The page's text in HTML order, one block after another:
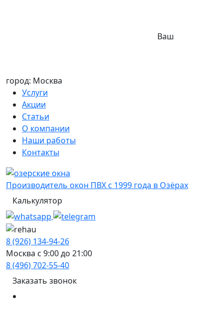
Ваш
город: Москва
Услуги
Акции
Статьи
О компании
Наши работы
Контакты
Производитель окон ПВХ с 1999 года в Озёрах
Калькулятор
8 (926) 134-94-26
Москва с 9:00 до 21:00
8 (496) 702-55-40
Заказать звонок